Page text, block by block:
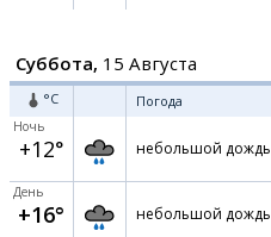
Суббота, 15 Августа
°C Погода
Ночь
+12° небольшой дождь
День
+16° небольшой дождь